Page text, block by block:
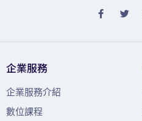
企業服務
企業服務介紹
數位課程